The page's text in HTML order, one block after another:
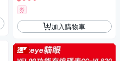
券
加入購物車